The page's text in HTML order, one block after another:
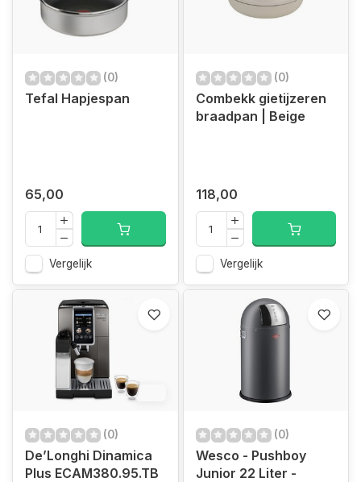
(0)
Tefal Hapjespan
65,00
Vergelijk
(0)
Combekk gietijzeren
braadpan | Beige
118,00
Vergelijk
(0)
De’Longhi Dinamica
Plus ECAM380.95.TB
(0)
Wesco - Pushboy
Junior 22 Liter -